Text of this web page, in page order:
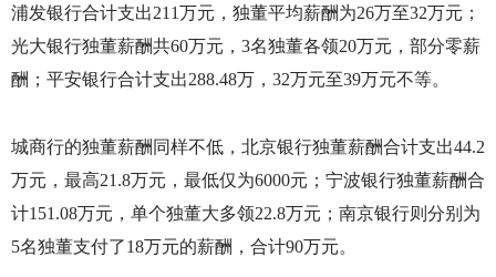
浦发银行合计支出211万元，独董平均薪酬为26万至32万元；
光大银行独董薪酬共60万元， 3名独董各领20万元，部分零薪
酬；平安银行合计支出288.48万， 32万元至39万元不等。
城商行的独董薪酬同样不低，北京银行独董薪酬合计支出44.2
万元，最高21.8万元，最低仅为6000元；宁波银行独董薪酬合
计151.08万元，单个独董大多领22.8万元；南京银行则分别为
5名独董支付了18万元的薪酬，合计90万元。